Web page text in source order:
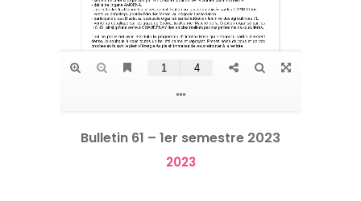
Bulletin 61 – 1er semestre 2023
2023